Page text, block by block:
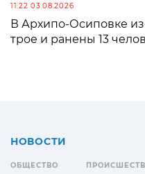
11:22 03.08.2026
В Архипо-Осиповке
трое и ранены 13
НОВОСТИ
ОБЩЕСТВО